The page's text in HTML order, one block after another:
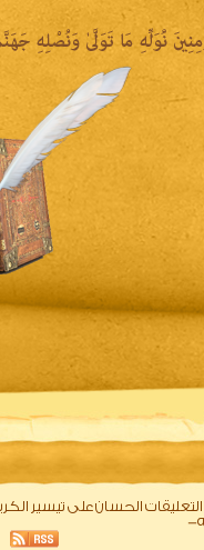
المكتبة الصوتية
التعليقات الحسان على تيسير